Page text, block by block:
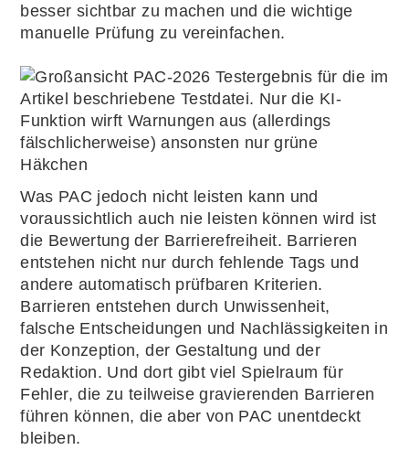
besser sichtbar zu machen und die wichtige
manuelle Prüfung zu vereinfachen.
Was PAC jedoch nicht leisten kann und
voraussichtlich auch nie leisten können wird ist
die Bewertung der Barrierefreiheit. Barrieren
entstehen nicht nur durch fehlende Tags und
andere automatisch prüfbaren Kriterien.
Barrieren entstehen durch Unwissenheit,
falsche Entscheidungen und Nachlässigkeiten in
der Konzeption, der Gestaltung und der
Redaktion. Und dort gibt viel Spielraum für
Fehler, die zu teilweise gravierenden Barrieren
führen können, die aber von PAC unentdeckt
bleiben.